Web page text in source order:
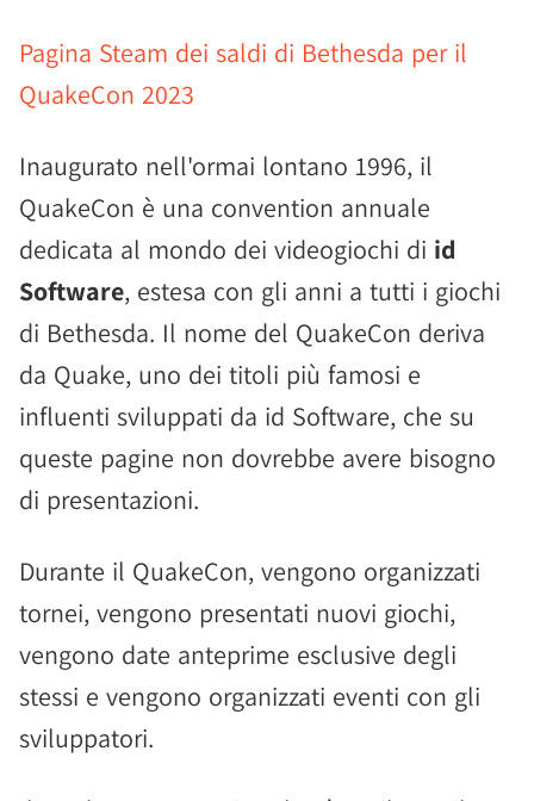
Pagina Steam dei saldi di Bethesda per il
QuakeCon 2023
Inaugurato nell'ormai lontano 1996, il
QuakeCon è una convention annuale
dedicata al mondo dei videogiochi di id
Software, estesa con gli anni a tutti i giochi
di Bethesda. Il nome del QuakeCon deriva
da Quake, uno dei titoli più famosi e
influenti sviluppati da id Software, che su
queste pagine non dovrebbe avere bisogno
di presentazioni.
Durante il QuakeCon, vengono organizzati
tornei, vengono presentati nuovi giochi,
vengono date anteprime esclusive degli
stessi e vengono organizzati eventi con gli
sviluppatori.